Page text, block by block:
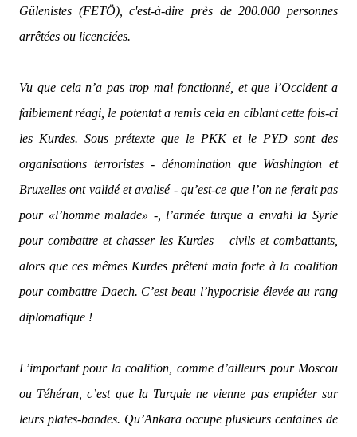
Gülenistes (FETÖ), c'est-à-dire près de 200.000 personnes
arrêtées ou licenciées.
Vu que cela n’a pas trop mal fonctionné, et que l’Occident a
faiblement réagi, le potentat a remis cela en ciblant cette fois-ci
les Kurdes. Sous prétexte que le PKK et le PYD sont des
organisations terroristes - dénomination que Washington et
Bruxelles ont validé et avalisé - qu’est-ce que l’on ne ferait pas
pour «l’homme malade» -, l’armée turque a envahi la Syrie
pour combattre et chasser les Kurdes – civils et combattants,
alors que ces mêmes Kurdes prêtent main forte à la coalition
pour combattre Daech. C’est beau l’hypocrisie élevée au rang
diplomatique !
L’important pour la coalition, comme d’ailleurs pour Moscou
ou Téhéran, c’est que la Turquie ne vienne pas empiéter sur
leurs plates-bandes. Qu’Ankara occupe plusieurs centaines de